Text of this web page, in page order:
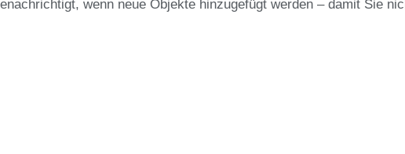
wenn neue Objekte hinzugefügt werden – damit Sie